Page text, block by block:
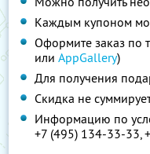
Каждым купоном
Оформите заказ по
или AppGallery)
Для получения
Скидка не
Информацию по
+7 (495) 134-33-33,